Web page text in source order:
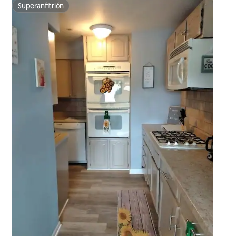
Superanfitrión
Superanfitrión